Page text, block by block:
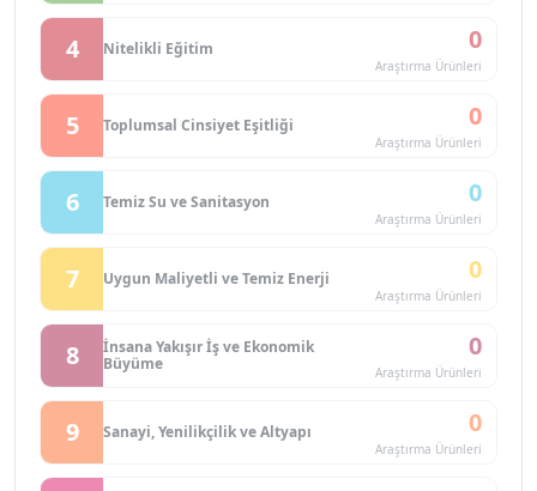
4 Nitelikli Eğitim 0
Araştırma Ürünleri
5 Toplumsal Cinsiyet Eşitliği 0
Araştırma Ürünleri
6 Temiz Su ve Sanitasyon 0
Araştırma Ürünleri
7 Uygun Maliyetli ve Temiz Enerji 0
Araştırma Ürünleri
8
İnsana Yakışır İş ve Ekonomik
Büyüme
0
Araştırma Ürünleri
9 Sanayi, Yenilikçilik ve Altyapı 0
Araştırma Ürünleri